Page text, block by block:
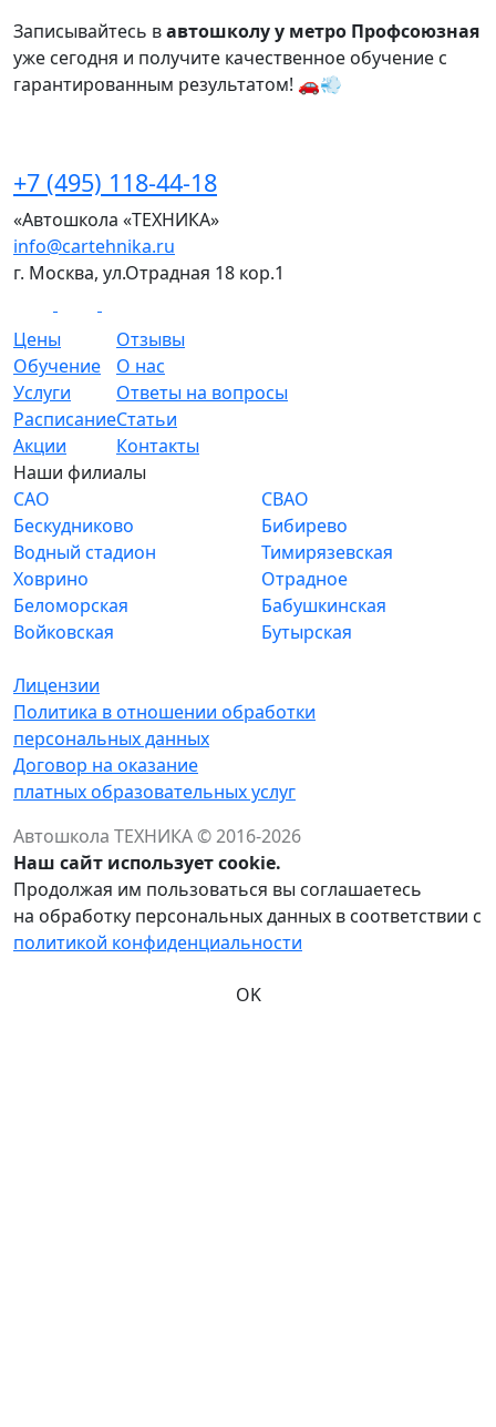
Записывайтесь вавтошколу у метро Профсоюзная
уже сегодня и получите качественное обучение с
гарантированным результатом! 🚗💨
+7 (495) 118-44-18
«Автошкола «ТЕХНИКА»
info@cartehnika.ru
г. Москва, ул.Отрадная 18 кор.1
Цены
Обучение
Услуги
Расписание
Акции
Отзывы
О нас
Ответы на вопросы
Статьи
Контакты
Наши филиалы
САО
Бескудниково
Водный стадион
Ховрино
Беломорская
Войковская
СВАО
Бибирево
Тимирязевская
Отрадное
Бабушкинская
Бутырская
Лицензии
Политика в отношении обработки
персональных данных
Договор на оказание
платных образовательных услуг
Автошкола ТЕХНИКА © 2016-2026
Наш сайт использует cookie.
Продолжая им пользоваться вы соглашаетесь
на обработку персональных данных в соответствии с
политикой конфиденциальности
OK